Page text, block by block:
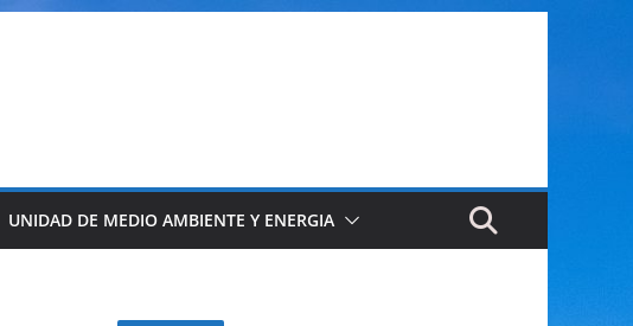
UNIDAD DE MEDIO AMBIENTE Y ENERGIA